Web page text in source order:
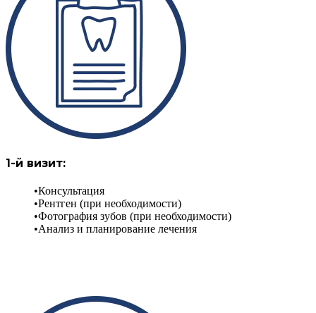
1-й визит:
Консультация
Рентген (при необходимости)
Фотография зубов (при необходимости)
Анализ и планирование лечения